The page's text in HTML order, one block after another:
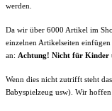
Auf Grund einer neuen
Da wir über 6000 Artikel im
einzelnen Artikelseiten
Wenn dies nicht zutrifft steht